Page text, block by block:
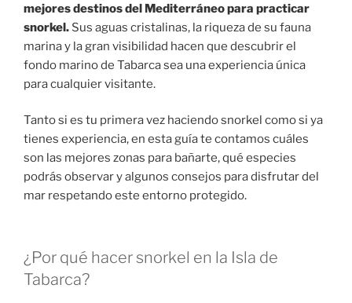
mejores destinos del Mediterráneo para practicar
snorkel. Sus aguas cristalinas, la riqueza de su fauna
marina y la gran visibilidad hacen que descubrir el
fondo marino de Tabarca sea una experiencia única
para cualquier visitante.
Tanto si es tu primera vez haciendo snorkel como si ya
tienes experiencia, en esta guía te contamos cuáles
son las mejores zonas para bañarte, qué especies
podrás observar y algunos consejos para disfrutar del
mar respetando este entorno protegido.
¿Por qué hacer snorkel en la Isla de
Tabarca?